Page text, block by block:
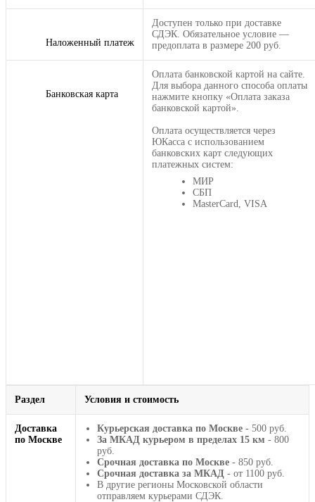
Наложенный платеж
Доступен только при доставке
СДЭК. Обязательное условие —
предоплата в размере 200 руб.
Банковская карта
Оплата банковской картой на сайте.
Для выбора данного способа оплаты
нажмите кнопку «Оплата заказа
банковской картой».
Оплата осуществляется через
ЮКасса с использованием
банковских карт следующих
платежных систем:
МИР
СБП
MasterCard, VISA
Раздел Условия и стоимость
Доставка
по Москве
Курьерская доставка по Москве - 500 руб.
За МКАД курьером в пределах 15 км - 800
руб.
Срочная доставка по Москве - 850 руб.
Срочная доставка за МКАД - от 1100 руб.
В другие регионы Московской области
отправляем курьерами СДЭК.